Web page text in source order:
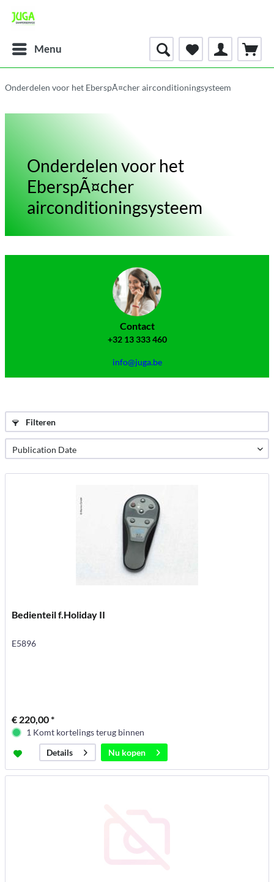
Menu
Onderdelen voor het EberspÃ¤cher airconditioningsysteem
Onderdelen voor het
EberspÃ¤cher
airconditioningsysteem
Contact
+32 13 333 460
info@juga.be
Filteren
Bedienteil f.Holiday II
E5896
€ 220,00 *
1 Komt kortelings terug binnen
Details
Nu kopen